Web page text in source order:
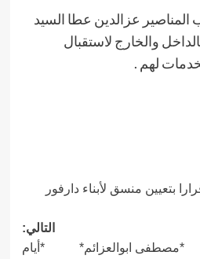
عزالدين عطا السيد
والخارج لاستقبال
لهم .
بتعيين منسق لأبناء دارفور
التالي:
ابوالعزائم* *أيام